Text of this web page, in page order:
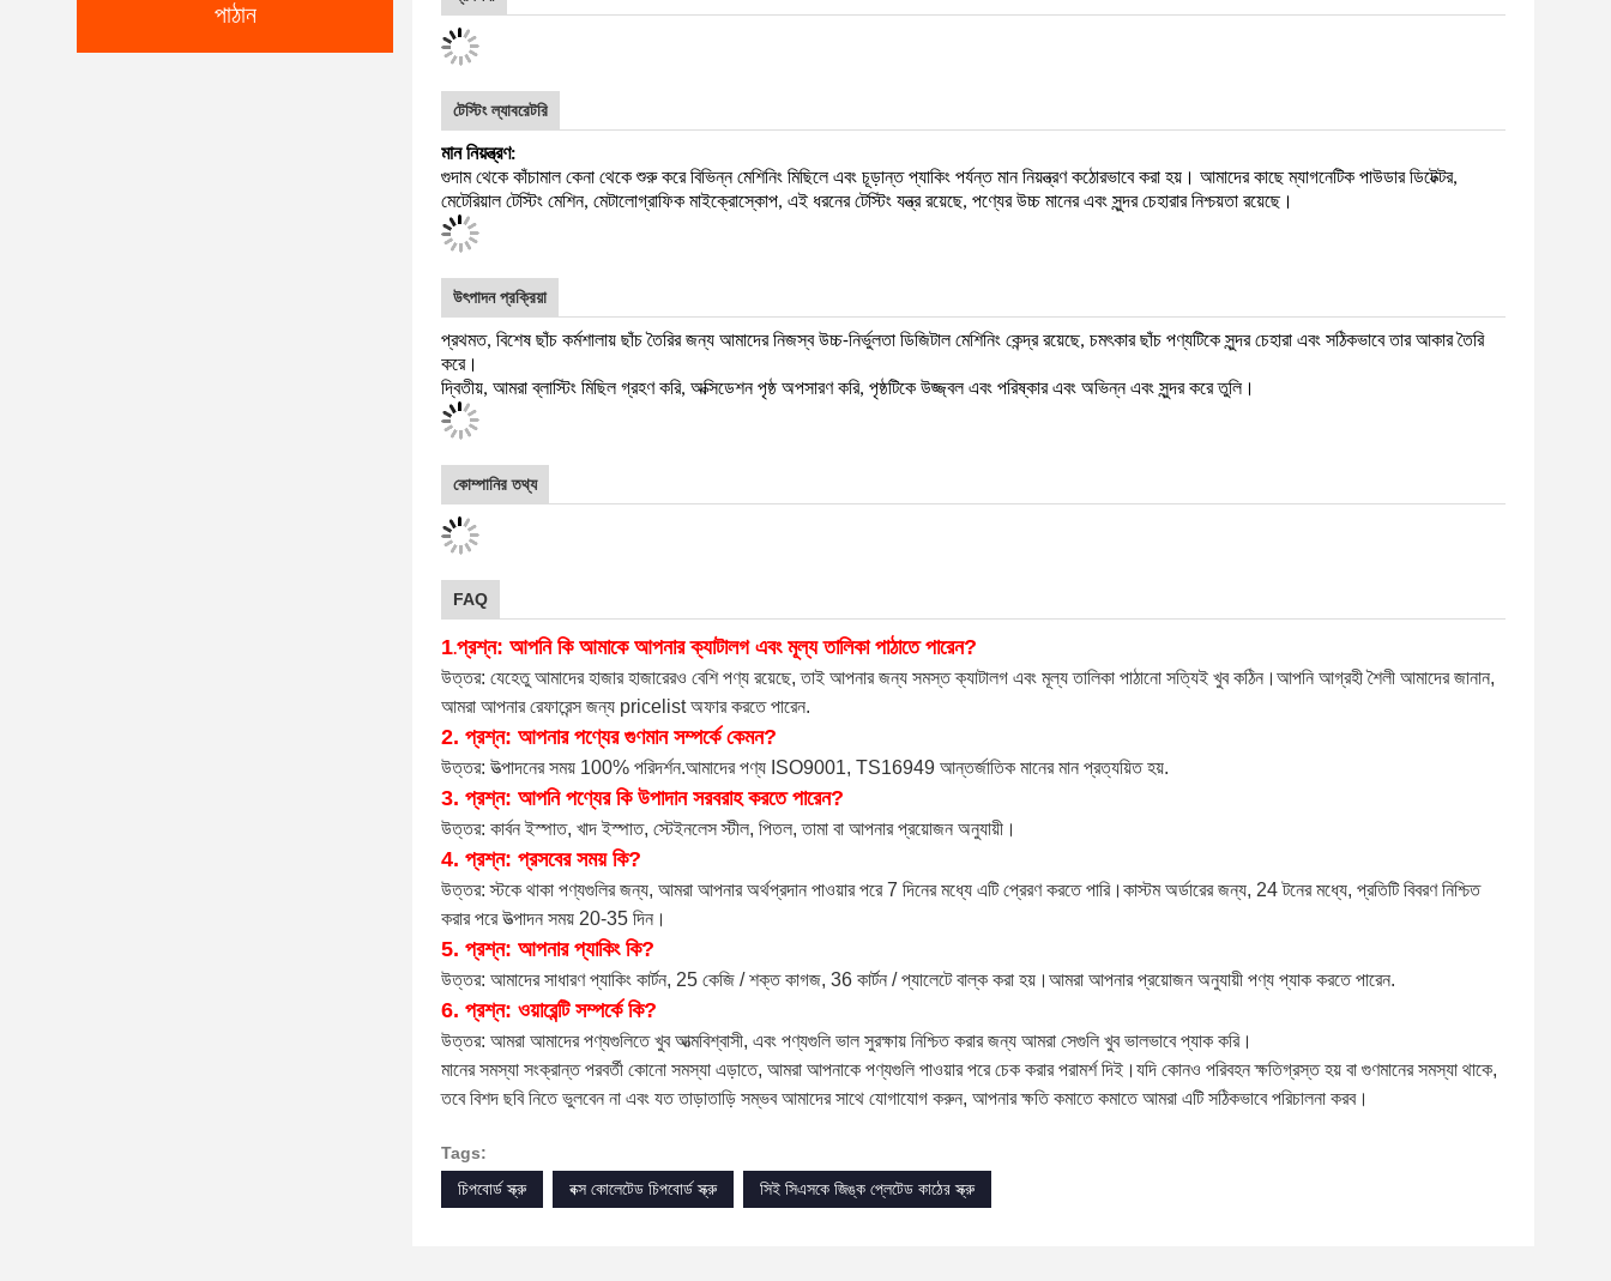
পাঠান
সংশ্লিষ্ট পণ্য
সার্টিফিকেশন
প্রদর্শনী
টেস্টিং ল্যাবরেটরি
মান নিয়ন্ত্রণ:
গুদাম থেকে কাঁচামাল কেনা থেকে শুরু করে বিভিন্ন মেশিনিং মিছিলে এবং চূড়ান্ত প্যাকিং পর্যন্ত মান নিয়ন্ত্রণ কঠোরভাবে করা হয়। আমাদের কাছে ম্যাগনেটিক পাউডার ডিটেক্টর,
মেটেরিয়াল টেস্টিং মেশিন, মেটালোগ্রাফিক মাইক্রোস্কোপ, এই ধরনের টেস্টিং যন্ত্র রয়েছে, পণ্যের উচ্চ মানের এবং সুন্দর চেহারার নিশ্চয়তা রয়েছে।
উৎপাদন প্রক্রিয়া
প্রথমত, বিশেষ ছাঁচ কর্মশালায় ছাঁচ তৈরির জন্য আমাদের নিজস্ব উচ্চ-নির্ভুলতা ডিজিটাল মেশিনিং কেন্দ্র রয়েছে, চমৎকার ছাঁচ পণ্যটিকে সুন্দর চেহারা এবং সঠিকভাবে তার আকার তৈরি
করে।
দ্বিতীয়, আমরা ব্লাস্টিং মিছিল গ্রহণ করি, অক্সিডেশন পৃষ্ঠ অপসারণ করি, পৃষ্ঠটিকে উজ্জ্বল এবং পরিষ্কার এবং অভিন্ন এবং সুন্দর করে তুলি।
কোম্পানির তথ্য
FAQ
1প্রশ্ন: আপনি কি আমাকে আপনার ক্যাটালগ এবং মূল্য তালিকা পাঠাতে পারেন?